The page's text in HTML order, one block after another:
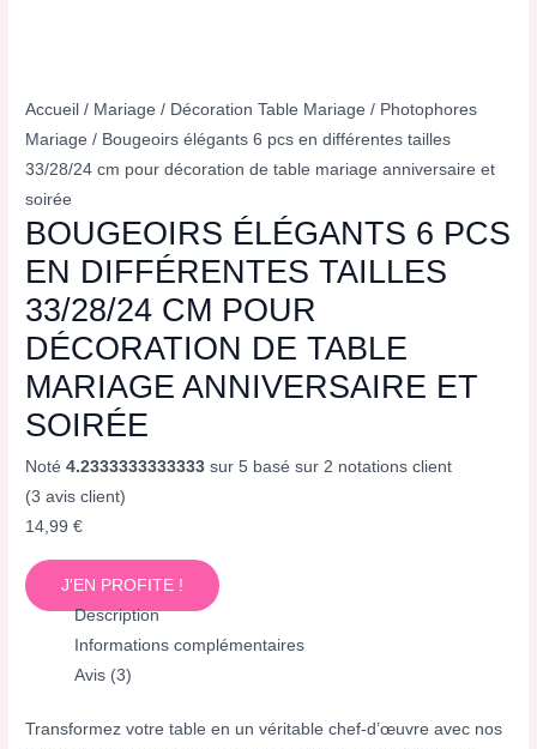
Accueil / Mariage / Décoration Table Mariage / Photophores
Mariage / Bougeoirs élégants 6 pcs en différentes tailles
33/28/24 cm pour décoration de table mariage anniversaire et
soirée
BOUGEOIRS ÉLÉGANTS 6 PCS
EN DIFFÉRENTES TAILLES
33/28/24 CM POUR
DÉCORATION DE TABLE
MARIAGE ANNIVERSAIRE ET
SOIRÉE
Noté4.2333333333333 sur 5 basé sur 2 notations client
(3 avis client)
14,99€
J'EN PROFITE !
Description
Informations complémentaires
Avis (3)
Transformez votre table en un véritable chef-d’œuvre avec nos